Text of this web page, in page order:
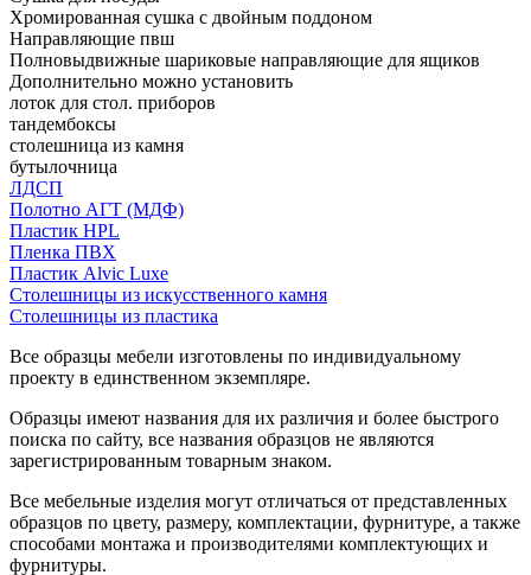
Хромированная сушка с двойным поддоном
Направляющие пвш
Полновыдвижные шариковые направляющие для ящиков
Дополнительно можно установить
лоток для стол. приборов
тандембоксы
столешница из камня
бутылочница
ЛДСП
Полотно АГТ (МДФ)
Пластик HPL
Пленка ПВХ
Пластик Alvic Luxe
Столешницы из искусственного камня
Столешницы из пластика
Все образцы мебели изготовлены по индивидуальному
проекту в единственном экземпляре.
Образцы имеют названия для их различия и более быстрого
поиска по сайту, все названия образцов не являются
зарегистрированным товарным знаком.
Все мебельные изделия могут отличаться от представленных
образцов по цвету, размеру, комплектации, фурнитуре, а также
способами монтажа и производителями комплектующих и
фурнитуры.